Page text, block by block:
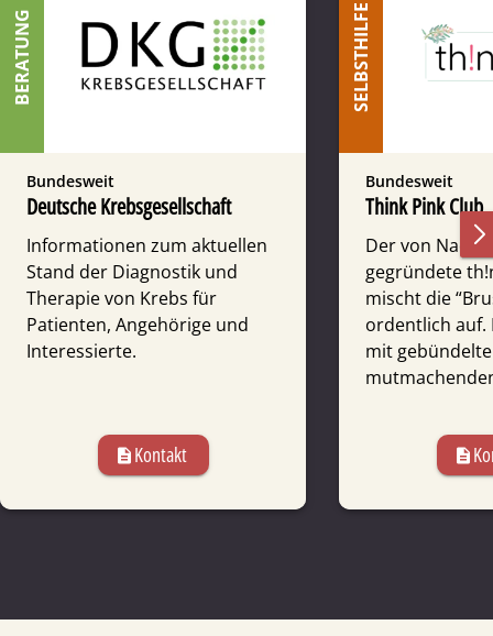
BERATUNG
Bundesweit
Deutsche Krebsgesellschaft
Informationen zum aktuellen
Stand der Diagnostik und
Therapie von Krebs für
Patienten, Angehörige und
Interessierte.
description Kontakt
SELBSTHILFE
Bundesweit
Think Pink Club
Der von Nadja
gegründete
mischt die
ordentlich auf.
mit
description